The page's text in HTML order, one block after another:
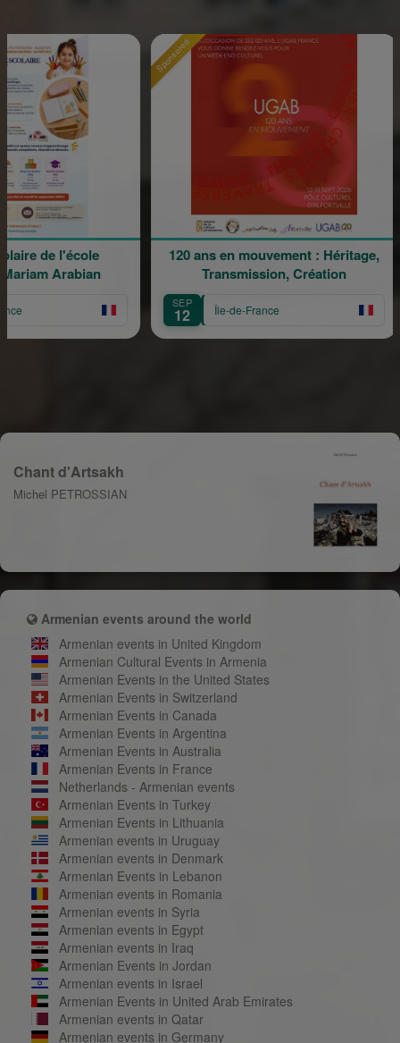
l'école
Arabian
Sponsored
120 ans en mouvement : Héritage,
Transmission, Création
Île-de-France
Chant d'Artsakh
Michel PETROSSIAN
Armenian events around the world
Armenian events in United Kingdom
Armenian Cultural Events in Armenia
Armenian Events in the United States
Armenian Events in Switzerland
Armenian Events in Canada
Armenian Events in Argentina
Armenian Events in Australia
Armenian Events in France
Netherlands - Armenian events
Armenian Events in Turkey
Armenian Events in Lithuania
Armenian events in Uruguay
Armenian events in Denmark
Armenian Events in Lebanon
Armenian events in Romania
Armenian events in Syria
Armenian events in Egypt
Armenian events in Iraq
Armenian Events in Jordan
Armenian events in Israel
Armenian Events in United Arab Emirates
Armenian events in Qatar
Armenian events in Germany